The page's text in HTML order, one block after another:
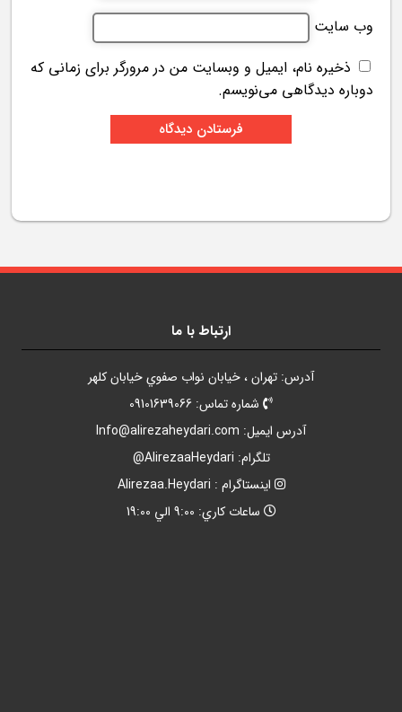
وب‌ سایت
ذخیره نام، ایمیل و وبسایت من در مرورگر برای زمانی که
دوباره دیدگاهی می‌نویسم.
ارتباط با ما
آدرس: تهران ، خيابان نواب صفوي خيابان کلهر
شماره تماس: 09101639066
آدرس ايميل: Info@alirezaheydari.com
تلگرام: AlirezaaHeydari@
اينستاگرام : Alirezaa.Heydari
ساعات کاري: 9:00 الي 19:00